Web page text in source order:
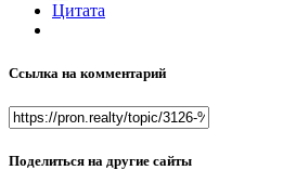
Цитата
Ссылка на комментарий
Поделиться на другие сайты